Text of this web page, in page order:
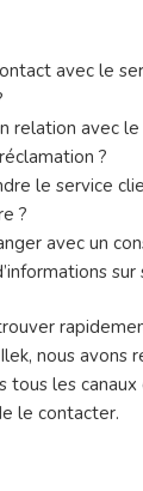
avec le
relation avec
?
le service
?
avec un
sur
nous avons
tous les
le contacter.